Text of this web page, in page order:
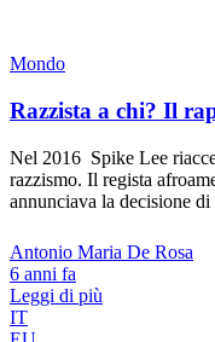
Mondo
Razzista a chi? Il
Nel 2016 Spike Lee
razzismo. Il regista
annunciava la decisione
Antonio Maria De Rosa
6 anni fa
Leggi di più
IT